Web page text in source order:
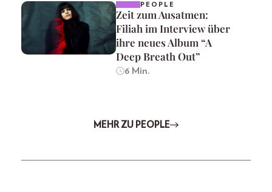
PEOPLE
Zeit zum Ausatmen:
Filiah im Interview über
ihre neues Album “A
Deep Breath Out”
6 Min.
MEHR ZU PEOPLE